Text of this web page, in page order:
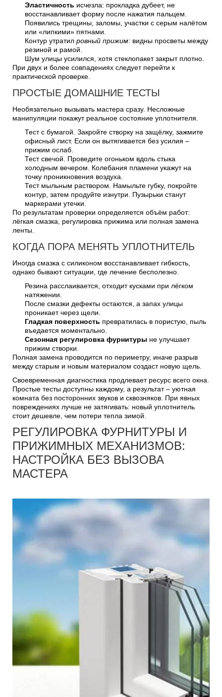
Эластичность исчезла: прокладка дубеет, не
восстанавливает форму после нажатия пальцем.
Появились трещины, заломы, участки с серым налётом
или «липкими» пятнами.
Контур утратил ровный прижим: видны просветы между
резиной и рамой.
Шум улицы усилился, хотя стеклопакет закрыт плотно.
При двух и более совпадениях следует перейти к
практической проверке.
ПРОСТЫЕ ДОМАШНИЕ ТЕСТЫ
Необязательно вызывать мастера сразу. Несложные
манипуляции покажут реальное состояние уплотнителя.
Тест с бумагой. Закройте створку на защёлку, зажмите
офисный лист. Если он вытягивается без усилия –
прижим ослаб.
Тест свечой. Проведите огоньком вдоль стыка
холодным вечером. Колебания пламени укажут на
точку проникновения воздуха.
Тест мыльным раствором. Намыльте губку, покройте
контур, затем продуйте изнутри. Пузырьки станут
маркерами утечки.
По результатам проверки определяется объём работ:
лёгкая смазка, регулировка прижима или полная замена
ленты.
КОГДА ПОРА МЕНЯТЬ УПЛОТНИТЕЛЬ
Иногда смазка с силиконом восстанавливает гибкость,
однако бывают ситуации, где лечение бесполезно.
Резина расслаивается, отходит кусками при лёгком
натяжении.
После смазки дефекты остаются, а запах улицы
проникает через щели.
Гладкая поверхность превратилась в пористую, пыль
въедается моментально.
Сезонная регулировка фурнитуры не улучшает
прижим створки.
Полная замена проводится по периметру, иначе разрыв
между старым и новым материалом создаст новую щель.
Своевременная диагностика продлевает ресурс всего окна.
Простые тесты доступны каждому, а результат – уютная
комната без посторонних звуков и сквозняков. При явных
повреждениях лучше не затягивать: новый уплотнитель
стоит дешевле, чем потери тепла зимой.
РЕГУЛИРОВКА ФУРНИТУРЫ И
ПРИЖИМНЫХ МЕХАНИЗМОВ:
НАСТРОЙКА БЕЗ ВЫЗОВА
МАСТЕРА